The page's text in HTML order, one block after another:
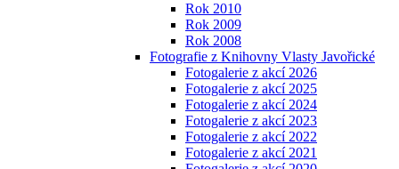
Rok 2010
Rok 2009
Rok 2008
Fotografie z Knihovny Vlasty Javořické
Fotogalerie z akcí 2026
Fotogalerie z akcí 2025
Fotogalerie z akcí 2024
Fotogalerie z akcí 2023
Fotogalerie z akcí 2022
Fotogalerie z akcí 2021